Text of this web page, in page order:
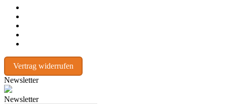
Vertrag widerrufen
Newsletter
Newsletter